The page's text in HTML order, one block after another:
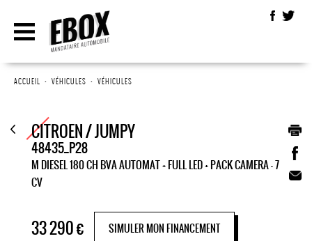
ACCUEIL • VÉHICULES • VÉHICULES
CITROEN / JUMPY
48435_P28
M DIESEL 180 CH BVA AUTOMAT + FULL LED + PACK CAMERA - 7
CV
33 290€ SIMULER MON FINANCEMENT